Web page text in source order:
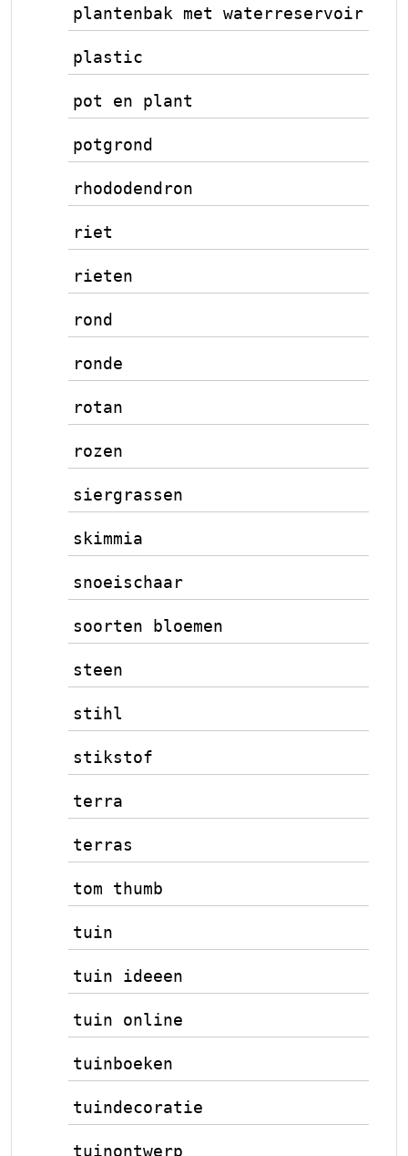
plantenbak met waterreservoir
plastic
pot en plant
potgrond
rhododendron
riet
rieten
rond
ronde
rotan
rozen
siergrassen
skimmia
snoeischaar
soorten bloemen
steen
stihl
stikstof
terra
terras
tom thumb
tuin
tuin ideeen
tuin online
tuinboeken
tuindecoratie
tuinontwerp